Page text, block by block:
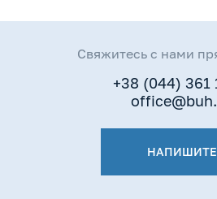
Свяжитесь с нами
+38 (044) 361
НАПИШИТЕ